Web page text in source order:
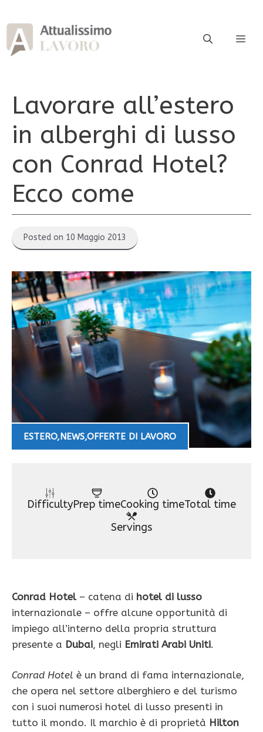
al
contenuto
Lavorare all’estero
in alberghi di lusso
con Conrad Hotel?
Ecco come
Posted on 10 Maggio 2013
ESTERO,NEWS,OFFERTE DI LAVORO
DifficultyPrep timeCooking timeTotal time
Servings
Conrad Hotel – catena di hotel di lusso
internazionale – offre alcune opportunità di
impiego all’interno della propria struttura
presente a Dubai, negli Emirati Arabi Uniti.
Conrad Hotel è un brand di fama internazionale,
che opera nel settore alberghiero e del turismo
con i suoi numerosi hotel di lusso presenti in
tutto il mondo. Il marchio è di proprietà Hilton